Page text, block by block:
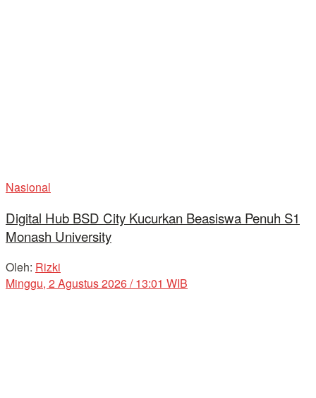
Nasional
Digital Hub BSD City Kucurkan Beasiswa Penuh S1
Monash University
Oleh: Rizki
Minggu, 2 Agustus 2026 / 13:01 WIB